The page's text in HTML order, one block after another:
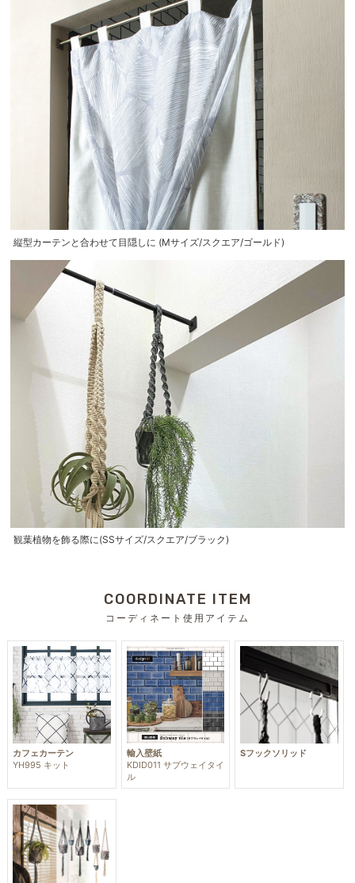
縦型カーテンと合わせて目隠しに (Mサイズ/スクエア/ゴールド)
観葉植物を飾る際に(SSサイズ/スクエア/ブラック)
COORDINATE ITEM
コーディネート使用アイテム
カフェカーテン
YH995 キット
輸入壁紙
KDID011 サブウェイタイ
ル
Sフックソリッド